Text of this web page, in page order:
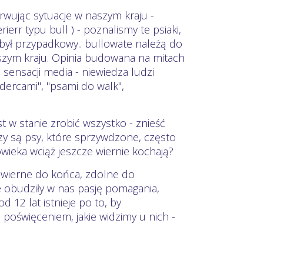
sytuacje w naszym kraju -
typu bull ) - poznalismy te psiaki,
przypadkowy.. bullowate należą do
kraju. Opinia budowana na mitach
media - niewiedza ludzi
"psami do walk",
w stanie zrobić wszystko - znieść
są psy, które sprzywdzone, często
wciąż jeszcze wiernie kochają?
wierne do końca, zdolne do
w nas pasję pomagania,
12 lat istnieje po to, by
jakie widzimy u nich -